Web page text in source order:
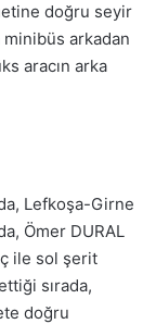
doğru seyir
arkadan
aracın arka
Lefkoşa-Girne
Ömer DURAL
ile sol şerit
sırada,
doğru